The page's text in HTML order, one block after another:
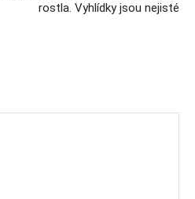
rostla. Vyhlídky jsou nejisté